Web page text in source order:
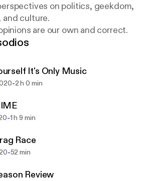
on politics, geekdom,
and culture.
are our own and correct.
It's Only Music
-2 h 0 min
-1 h 9 min
Race
-52 min
Review